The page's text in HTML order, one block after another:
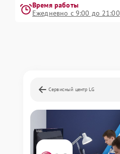
Время работы
Ежедневно с 9:00 до 21:00
Сервисный центр LG